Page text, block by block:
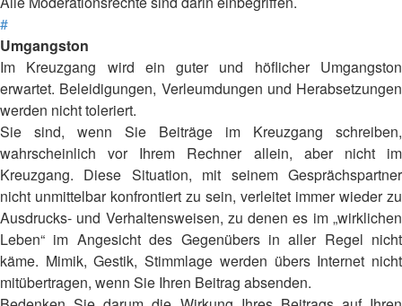
#
Umgangston
Im Kreuzgang wird ein guter und höflicher Umgangston
erwartet. Beleidigungen, Verleumdungen und Herabsetzungen
werden nicht toleriert.
Sie sind, wenn Sie Beiträge im Kreuzgang schreiben,
wahrscheinlich vor Ihrem Rechner allein, aber nicht im
Kreuzgang. Diese Situation, mit seinem Gesprächspartner
nicht unmittelbar konfrontiert zu sein, verleitet immer wieder zu
Ausdrucks- und Verhaltensweisen, zu denen es im „wirklichen
Leben“ im Angesicht des Gegenübers in aller Regel nicht
käme. Mimik, Gestik, Stimmlage werden übers Internet nicht
mitübertragen, wenn Sie Ihren Beitrag absenden.